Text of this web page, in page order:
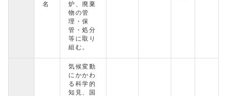
名
炉、廃棄
物の管
理・保
管・処分
等に取り
組む。
気候変動
にかかわ
る科学的
知見、国